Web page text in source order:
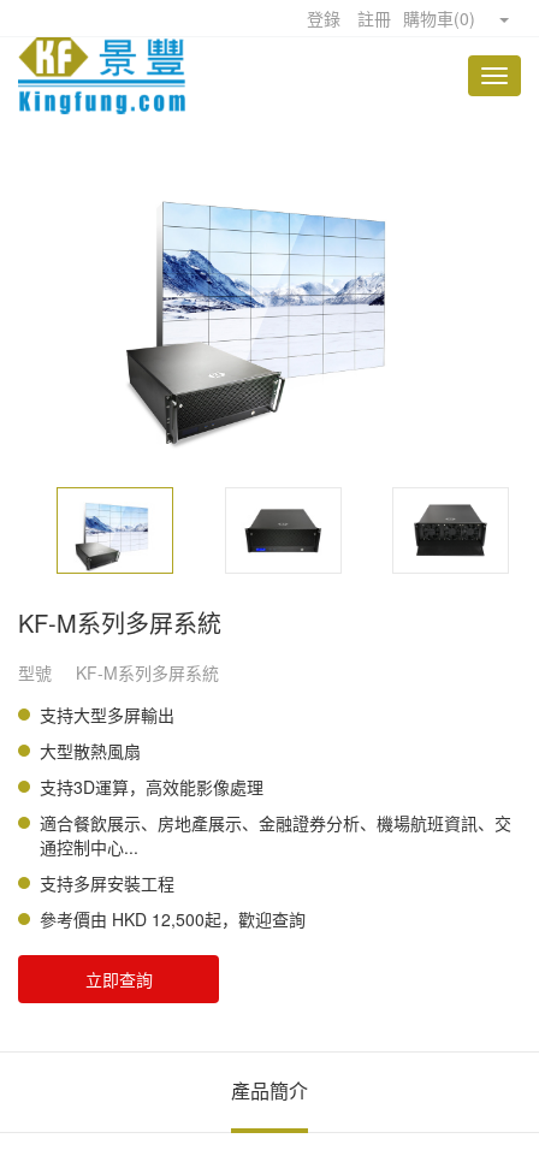
登錄 註冊 購物車(0)
KF-M系列多屏系統
型號
KF-M系列多屏系統
支持大型多屏輸出
大型散熱風扇
支持3D運算，高效能影像處理
適合餐飲展示、房地產展示、金融證券分析、機場航班資訊、交
通控制中心...
支持多屏安裝工程
參考價由 HKD 12,500起，歡迎查詢
立即查詢
產品簡介